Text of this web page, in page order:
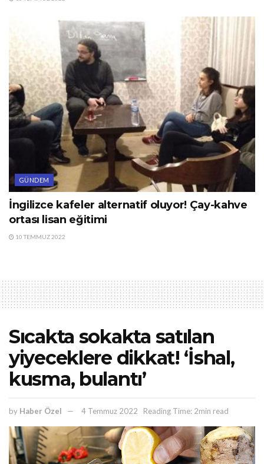
GÜNDEM
İngilizce kafeler alternatif oluyor! Çay-kahve
ortası lisan eğitimi
10 TEMMUZ 2022
Sıcakta sokakta satılan
yiyeceklere dikkat! ‘İshal,
kusma, bulantı’
by Haber Özel 4 Temmuz 2022 Reading Time: 2min read